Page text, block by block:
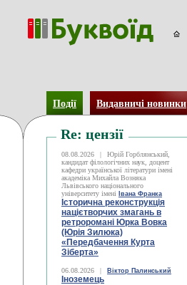
Події Видавничі новинки
Re: цензії
08.08.2026 |
Юрій Горблянський,
кандидат філологічних наук, доцент
кафедри української літератури імені
академіка Михайла Возняка
Львівського національного
університету імені
Івана Франка
Історична реконструкція
націєтворчих змагань в
ретроромані Юрка Вовка
(Юрія Зилюка)
«Передбачення Курта
Зіберта»
06.08.2026 | Віктор Палинський
Іноземець